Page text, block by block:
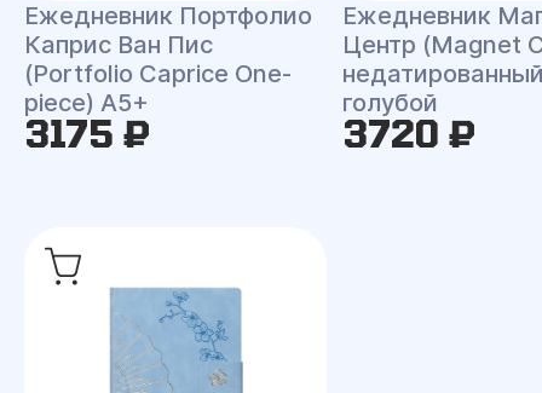
Ежедневник Портфолио
Каприс Ван Пис
(Portfolio Caprice One-
piece) A5+
3175 ₽
Ежедневник
Центр (Magnet
голубой
3720 ₽